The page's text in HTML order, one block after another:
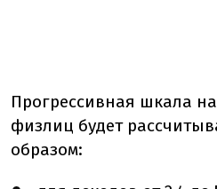
Прогрессивная шкала
физлиц будет
образом: